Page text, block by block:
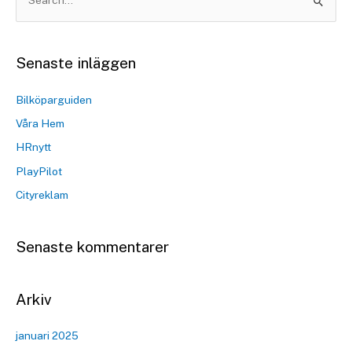
Senaste inläggen
Bilköparguiden
Våra Hem
HRnytt
PlayPilot
Cityreklam
Senaste kommentarer
Arkiv
januari 2025